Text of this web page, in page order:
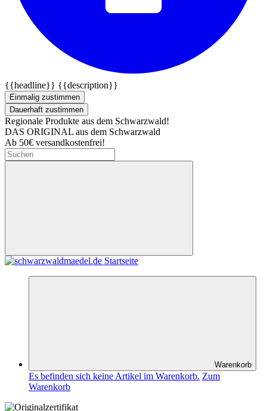
{{headline}} {{description}}
Einmalig zustimmen
Dauerhaft zustimmen
Regionale Produkte aus dem Schwarzwald!
DAS ORIGINAL aus dem Schwarzwald
Ab 50€ versandkostenfrei!
Warenkorb
Es befinden sich keine Artikel im Warenkorb. Zum
Warenkorb